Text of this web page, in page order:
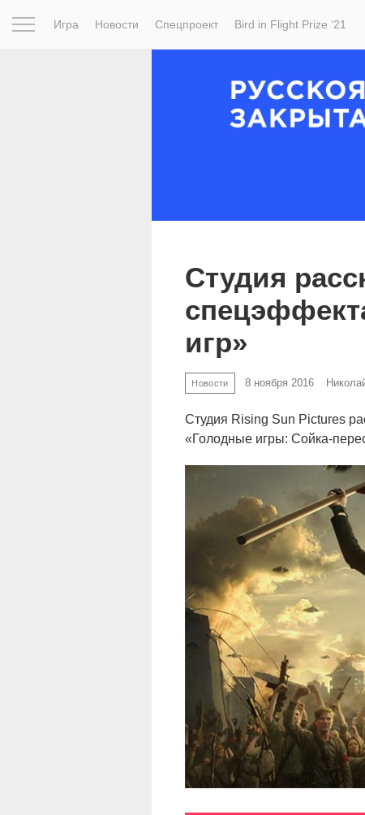
Игра Новости Спецпроект Bird in Flight Prize ‘21
Студия
игр»
Новости 8 ноября 2016
Cтудия Rising Sun Pictures
«Голодные игры: Сойка-